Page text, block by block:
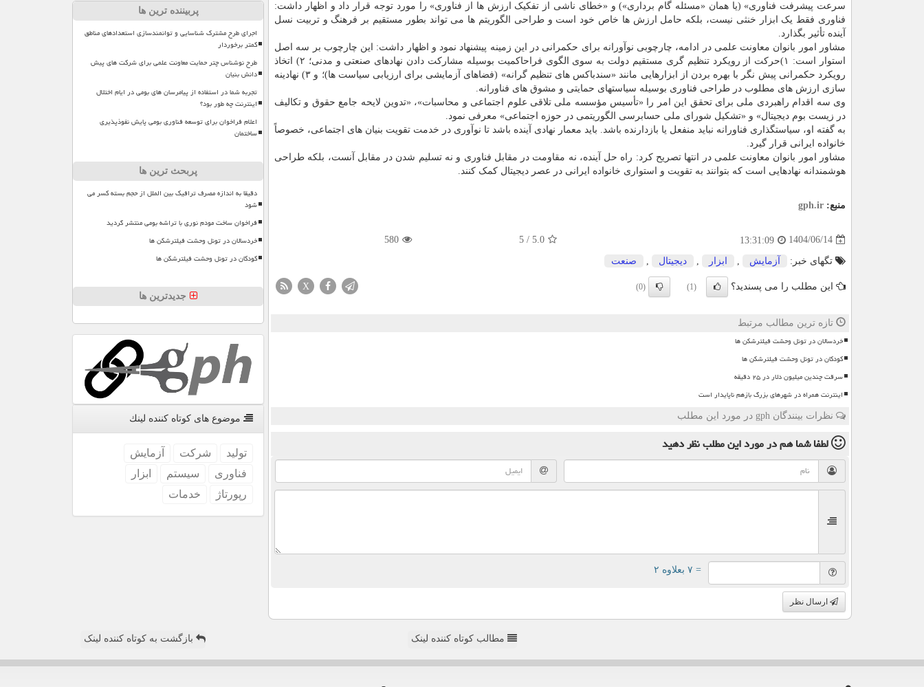
سرعت پیشرفت فناوری» (یا همان «مسئله گام برداری») و «خطای ناشی از تفکیک ارزش ها از فناوری» را مورد توجه قرار داد و اظهار داشت:
فناوری فقط یک ابزار خنثی نیست، بلکه حامل ارزش ها خاص خود است و طراحی الگوریتم ها می تواند بطور مستقیم بر فرهنگ و تربیت نسل
آینده تأثیر بگذارد.
مشاور امور بانوان معاونت علمی در ادامه، چارچوبی نوآورانه برای حکمرانی در این زمینه پیشنهاد نمود و اظهار داشت: این چارچوب بر سه اصل
استوار است: ۱)حرکت از رویکرد تنظیم گری مستقیم دولت به سوی الگوی فراحاکمیت بوسیله مشارکت دادن نهادهای صنعتی و مدنی؛ ۲) اتخاذ
رویکرد حکمرانی پیش نگر با بهره بردن از ابزارهایی مانند «سندباکس های تنظیم گرانه» (فضاهای آزمایشی برای ارزیابی سیاست ها)؛ و ۳) نهادینه
سازی ارزش های مطلوب در طراحی فناوری بوسیله سیاستهای حمایتی و مشوق های فناورانه.
وی سه اقدام راهبردی ملی برای تحقق این امر را «تأسیس مؤسسه ملی تلاقی علوم اجتماعی و محاسبات»، «تدوین لایحه جامع حقوق و تکالیف
در زیست بوم دیجیتال» و «تشکیل شورای ملی حسابرسی الگوریتمی در حوزه اجتماعی» معرفی نمود.
به گفته او، سیاستگذاری فناورانه نباید منفعل یا بازدارنده باشد. باید معمار نهادی آینده باشد تا نوآوری در خدمت تقویت بنیان های اجتماعی، خصوصاً
خانواده ایرانی قرار گیرد.
مشاور امور بانوان معاونت علمی در انتها تصریح کرد: راه حل آینده، نه مقاومت در مقابل فناوری و نه تسلیم شدن در مقابل آنست، بلکه طراحی
هوشمندانه نهادهایی است که بتوانند به تقویت و استواری خانواده ایرانی در عصر دیجیتال کمک کنند.
منبع: gph.ir
1404/06/14
13:31:09
5.0
/
5
580
تگهای خبر: آزمایش ابزار دیجیتال صنعت
این مطلب را می پسندید؟ (1)
(0)
X
تازه ترین مطالب مرتبط
خردسالان در تونل وحشت فیلترشکن ها
کودکان در تونل وحشت فیلترشکن ها
سرقت چندین میلیون دلار در ۲۵ دقیقه
اینترنت همراه در شهرهای بزرگ بازهم ناپایدار است
نظرات بینندگان gph در مورد این مطلب
لطفا شما همدر مورد این مطلبنظر دهید
= ۷ بعلاوه ۲
ارسال نظر
پربیننده ترین ها
اجرای طرح مشترک شناسایی و توانمندسازی استعدادهای مناطق
کمتر برخوردار
طرح نوشناس چتر حمایت معاونت علمی برای شرکت های پیش
دانش بنیان
تجربه شما در استفاده از پیامرسان های بومی در ایام اختلال
اینترنت چه طور بود؟
اعلام فراخوان برای توسعه فناوری بومی پایش نفوذپذیری
ساختمان
پربحث ترین ها
دقیقا به اندازه مصرف ترافیک بین الملل از حجم بسته کسر می
شود
فراخوان ساخت مودم نوری با تراشه بومی منتشر گردید
خردسالان در تونل وحشت فیلترشکن ها
کودکان در تونل وحشت فیلترشکن ها
جدیدترین ها
موضوع های كوتاه كننده لینك
تولید شركت
آزمایش
فناوری
سیستم
ابزار
رپورتاژ
خدمات
مطالب کوتاه کننده لینک بازگشت به کوتاه کننده لینک